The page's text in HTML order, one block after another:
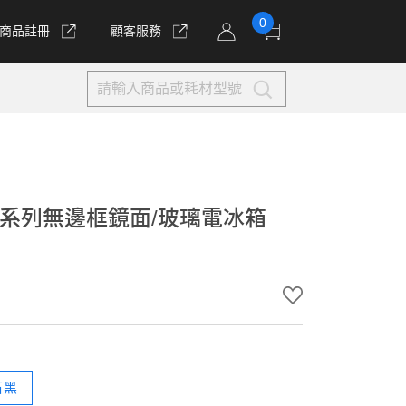
商品註冊 顧客服務
0
列無邊框鏡面/玻璃電冰箱
黑